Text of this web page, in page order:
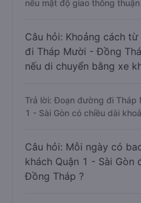
nếu mật độ giao thông
Câu hỏi: Khoảng cách
đi Tháp Mười - Đồng
nếu di chuyển bằng xe
Trả lời: Đoạn đường đi
1 - Sài Gòn có chiều dài
Câu hỏi: Mỗi ngày có
khách Quận 1 - Sài Gòn
Đồng Tháp ?